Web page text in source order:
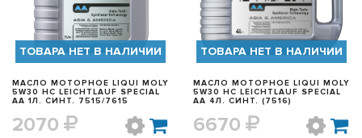
ТОВАРА НЕТ В НАЛИЧИИ
МАСЛО МОТОРНОЕ LIQUI MOLY
5W30 HC LEICHTLAUF SPECIAL
AA 1Л. СИНТ. 7515/7615
2070
ТОВАРА НЕТ В НАЛИЧИИ
МАСЛО МОТОРНОЕ LIQUI MOLY
5W30 HC LEICHTLAUF SPECIAL
AA 4Л. СИНТ. (7516)
6670